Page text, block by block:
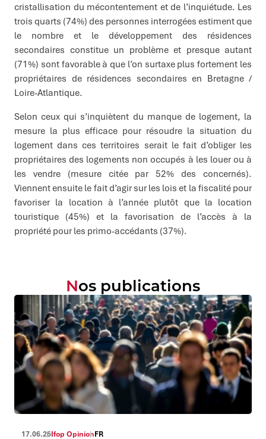
cristallisation du mécontentement et de l’inquiétude. Les
trois quarts (74%) des personnes interrogées estiment que
le nombre et le développement des résidences
secondaires constitue un problème et presque autant
(71%) sont favorable à que l’on surtaxe plus fortement les
propriétaires de résidences secondaires en Bretagne /
Loire-Atlantique.
Selon ceux qui s’inquiètent du manque de logement, la
mesure la plus efficace pour résoudre la situation du
logement dans ces territoires serait le fait d’obliger les
propriétaires des logements non occupés à les louer ou à
les vendre (mesure citée par 52% des concernés).
Viennent ensuite le fait d’agir sur les lois et la fiscalité pour
favoriser la location à l’année plutôt que la location
touristique (45%) et la favorisation de l’accès à la
propriété pour les primo-accédants (37%).
Nos publications
17.06.26Ifop OpinionFR